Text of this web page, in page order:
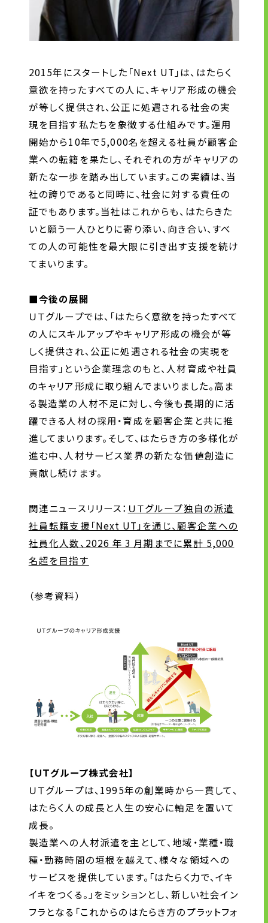
2015年にスタートした「Next UT」は、はたらく
意欲を持ったすべての人に、キャリア形成の機会
が等しく提供され、公正に処遇される社会の実
現を目指す私たちを象徴する仕組みです。運用
開始から10年で5,000名を超える社員が顧客企
業への転籍を果たし、それぞれの方がキャリアの
新たな一歩を踏み出しています。この実績は、当
社の誇りであると同時に、社会に対する責任の
証でもあります。当社はこれからも、はたらきた
いと願う一人ひとりに寄り添い、向き合い、すべ
ての人の可能性を最大限に引き出す支援を続け
てまいります。
■今後の展開
ＵＴグループでは、「はたらく意欲を持ったすべて
の人にスキルアップやキャリア形成の機会が等
しく提供され、公正に処遇される社会の実現を
目指す」という企業理念のもと、人材育成や社員
のキャリア形成に取り組んでまいりました。高ま
る製造業の人材不足に対し、今後も長期的に活
躍できる人材の採用・育成を顧客企業と共に推
進してまいります。そして、はたらき方の多様化が
進む中、人材サービス業界の新たな価値創造に
貢献し続けます。
関連ニュースリリース： ＵＴグループ独自の派遣
社員転籍支援「Next UT」を通じ、顧客企業への
社員化人数、2026 年 3 月期までに累計 5,000
名超を目指す
（参考資料）
【ＵＴグループ株式会社】
ＵＴグループは、1995年の創業時から一貫して、
はたらく人の成長と人生の安心に軸足を置いて
成長。
製造業への人材派遣を主として、地域・業種・職
種・勤務時間の垣根を越えて、様々な領域への
サービスを提供しています。「はたらく力で、イキ
イキをつくる。」をミッションとし、新しい社会イン
フラとなる「これからのはたらき方のプラットフォ